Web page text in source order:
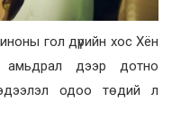
гол дүрийн хос Хён
дээр дотно
одоо төдий л